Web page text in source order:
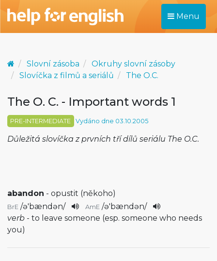
Menu
Slovní zásoba
Okruhy slovní zásoby
Slovíčka z filmů a seriálů
The O.C.
The O. C. - Important words 1
PRE-INTERMEDIATE Vydáno dne 03.10.2005
Důležitá slovíčka z prvních tří dílů seriálu The O.C.
abandon - opustit (někoho)
BrE /ə'bændən/ AmE /ə'bændən/
verb - to leave someone (esp. someone who needs
you)